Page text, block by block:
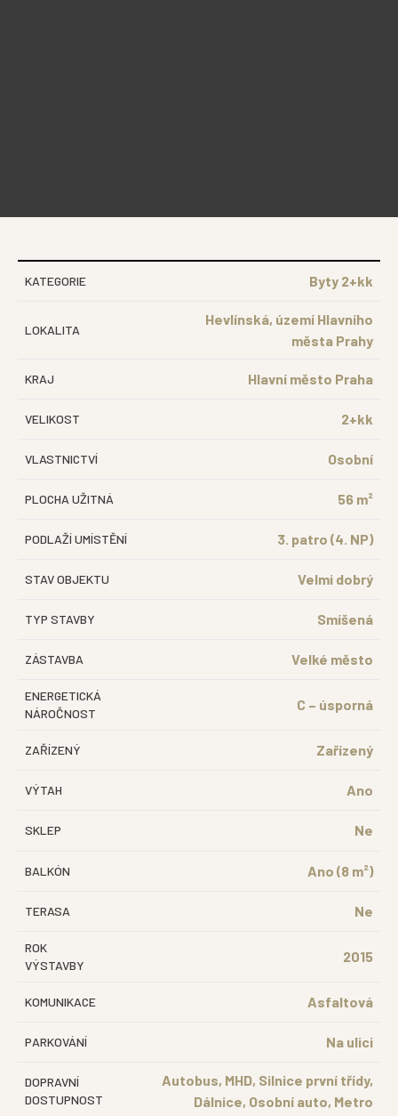
KATEGORIE Byty 2+kk
LOKALITA
Hevlínská, území Hlavního
města Prahy
KRAJ Hlavní město Praha
VELIKOST 2+kk
VLASTNICTVÍ Osobní
PLOCHA UŽITNÁ 56 m²
PODLAŽÍ UMÍSTĚNÍ 3. patro (4. NP)
STAV OBJEKTU Velmi dobrý
TYP STAVBY Smíšená
ZÁSTAVBA Velké město
ENERGETICKÁ
NÁROČNOST
C – úsporná
ZAŘÍZENÝ Zařízený
VÝTAH Ano
SKLEP Ne
BALKÓN Ano (8 m²)
TERASA Ne
ROK
VÝSTAVBY
2015
KOMUNIKACE Asfaltová
PARKOVÁNÍ Na ulici
DOPRAVNÍ
DOSTUPNOST
Autobus, MHD, Silnice první třídy,
Dálnice, Osobní auto, Metro